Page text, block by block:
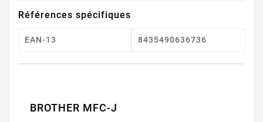
Références spécifiques
EAN-13 8435490636736
BROTHER MFC-J